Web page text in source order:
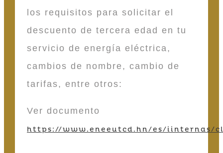
los requisitos para solicitar el
descuento de tercera edad en tu
servicio de energía eléctrica,
cambios de nombre, cambio de
tarifas, entre otros:
Ver documento
https://www.eneeutcd.hn/es/iinternas/